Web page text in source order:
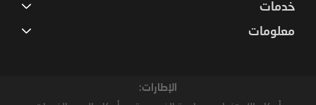
خدمات
معلومات
الإطارات: